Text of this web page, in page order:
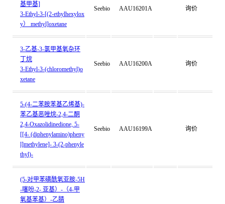
基甲基]
3-Ethyl-3-[(2-ethylhexylox
y） methyl]oxetane
Seebio AAU16201A 询价
3-乙基-3-氯甲基氧杂环
丁烷
3-Ethyl-3-(chloromethyl)o
xetane
Seebio AAU16200A 询价
5-(4-二苯胺苯基乙烯基)-
苯乙基恶唑烷-2,4-二酮
2,4-Oxazolidinedione, 5-
[[4- (diphenylamino)pheny
l]methylene]- 3-(2-phenyle
thyl)-
Seebio AAU16199A 询价
(5-对甲苯磺酰氧亚胺-5H
-噻吩-2- 亚基）-（4-甲
氧基苯基）-乙腈